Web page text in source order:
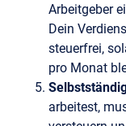
Arbeitgeber
Dein
steuerfrei,
pro Monat
arbeitest,